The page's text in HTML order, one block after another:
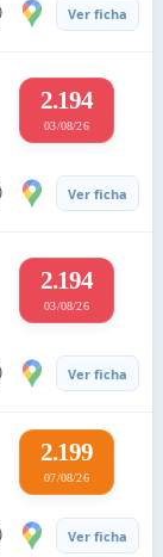
Ver ficha
2.194
03/08/26
Ver ficha
2.194
03/08/26
Ver ficha
2.199
07/08/26
Ver ficha